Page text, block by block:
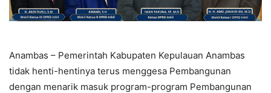
Anambas – Pemerintah Kabupaten Kepulauan Anambas
tidak henti-hentinya terus menggesa Pembangunan
dengan menarik masuk program-program Pembangunan